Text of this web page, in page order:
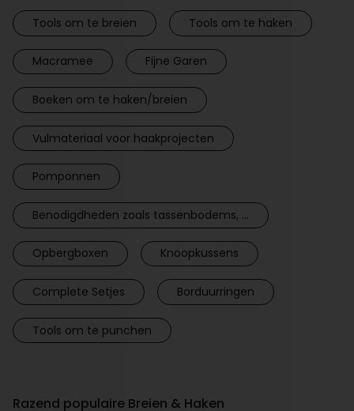
Tools om te breien Tools om te haken
Macramee Fijne Garen
Boeken om te haken/breien
Vulmateriaal voor haakprojecten
Pomponnen
Benodigdheden zoals tassenbodems, ...
Opbergboxen Knoopkussens
Complete Setjes Borduurringen
Tools om te punchen
Razend populaire Breien & Haken